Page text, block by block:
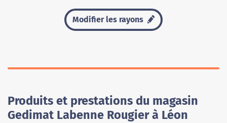
Modifier les rayons
Produits et prestations du magasin
Gedimat Labenne Rougier à Léon